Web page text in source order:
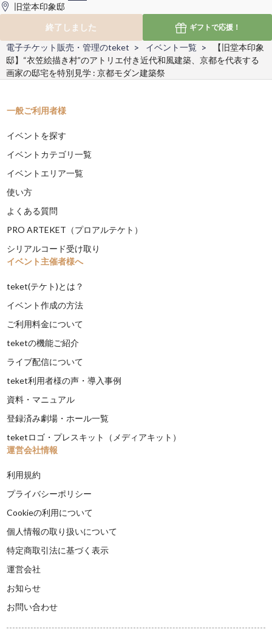
旧堂本印象邸
終了しました
ギフトで応援！
電子チケット販売・管理のteket イベント一覧
【旧堂本印象
邸】“衣笠絵描き村”のアトリエ付き近代和風建築、京都を代表する
画家の邸宅を特別見学 : 京都モダン建築祭
一般ご利用者様
イベントを探す
イベントカテゴリ一覧
イベントエリア一覧
使い方
よくある質問
PRO ARTEKET（プロアルテケト）
シリアルコード受け取り
イベント主催者様へ
teket(テケト)とは？
イベント作成の方法
ご利用料金について
teketの機能ご紹介
ライブ配信について
teket利用者様の声・導入事例
資料・マニュアル
登録済み劇場・ホール一覧
teketロゴ・プレスキット（メディアキット）
運営会社情報
利用規約
プライバシーポリシー
Cookieの利用について
個人情報の取り扱いについて
特定商取引法に基づく表示
運営会社
お知らせ
お問い合わせ